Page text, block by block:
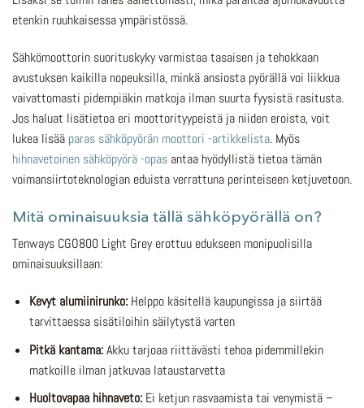
etenkin ruuhkaisessa ympäristössä.
Sähkömoottorin suorituskyky varmistaa tasaisen ja tehokkaan
avustuksen kaikilla nopeuksilla, minkä ansiosta pyörällä voi liikkua
vaivattomasti pidempiäkin matkoja ilman suurta fyysistä rasitusta.
Jos haluat lisätietoa eri moottorityypeistä ja niiden eroista, voit
lukea lisää paras sähköpyörän moottori -artikkelista. Myös
hihnavetoinen sähköpyörä -opas antaa hyödyllistä tietoa tämän
voimansiirtoteknologian eduista verrattuna perinteiseen ketjuvetoon.
Mitä ominaisuuksia tällä sähköpyörällä on?
Tenways CGO800 Light Grey erottuu edukseen monipuolisilla
ominaisuuksillaan:
Kevyt alumiinirunko:Helppo käsitellä kaupungissa ja siirtää
tarvittaessa sisätiloihin säilytystä varten
Pitkä kantama:Akku tarjoaa riittävästi tehoa pidemmillekin
matkoille ilman jatkuvaa lataustarvetta
Huoltovapaa hihnaveto:Ei ketjun rasvaamista tai venymistä –